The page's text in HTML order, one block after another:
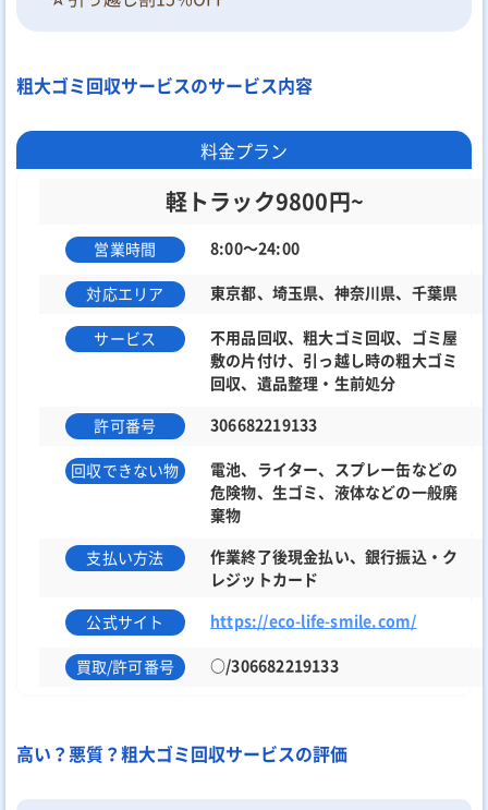
粗大ゴミ回収サービスのサービス内容
料金プラン
軽トラック9800円~
営業時間 8:00～24:00
対応エリア 東京都、埼玉県、神奈川県、千葉県
サービス
不用品回収、粗大ゴミ回収、ゴミ屋
敷の片付け、引っ越し時の粗大ゴミ
回収、遺品整理・生前処分
許可番号
306682219133
回収できない物
電池、ライター、スプレー缶などの
危険物、生ゴミ、液体などの一般廃
棄物
支払い方法
作業終了後現金払い、銀行振込・ク
レジットカード
公式サイト
https://eco-life-smile.com/
買取/許可番号 ○/306682219133
高い？悪質？粗大ゴミ回収サービスの評価